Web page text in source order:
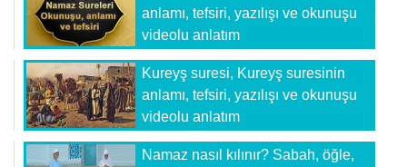
anlamı, tefsiri, yazılışı ve okunuşu
videolu anlatım
Kureyş suresi, Kureyş suresinin
anlamı, tefsiri, yazılışı ve okunuşu
videolu anlatım
Namaz nasıl kılınır? Sabah, öğle,